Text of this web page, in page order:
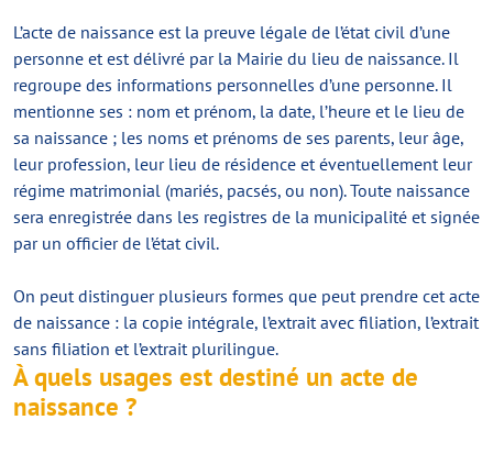
L’acte de naissance est la preuve légale de l’état civil d’une
personne et est délivré par la Mairie du lieu de naissance. Il
regroupe des informations personnelles d’une personne. Il
mentionne ses : nom et prénom, la date, l’heure et le lieu de
sa naissance ; les noms et prénoms de ses parents, leur âge,
leur profession, leur lieu de résidence et éventuellement leur
régime matrimonial (mariés, pacsés, ou non). Toute naissance
sera enregistrée dans les registres de la municipalité et signée
par un officier de l’état civil.
On peut distinguer plusieurs formes que peut prendre cet acte
de naissance : la copie intégrale, l’extrait avec filiation, l’extrait
sans filiation et l’extrait plurilingue.
À quels usages est destiné un acte de
naissance ?